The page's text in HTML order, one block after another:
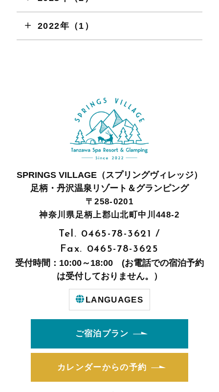
2022年（1）
SPRINGS VILLAGE（スプリングヴィレッジ）
足柄・丹沢温泉リゾート＆グランピング
〒258-0201
神奈川県足柄上郡山北町中川448-2
Tel. 0465-78-3621
/
Fax. 0465-78-3625
受付時間：10:00～18:00 (お電話での宿泊予約
は受付しておりません。）
LANGUAGES
ご宿泊プラン
カレンダーからの予約